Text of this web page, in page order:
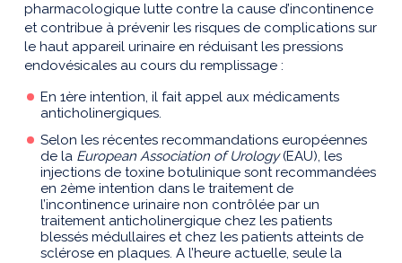
pharmacologique lutte contre la cause d’incontinence
et contribue à prévenir les risques de complications sur
le haut appareil urinaire en réduisant les pressions
endovésicales au cours du remplissage :
En 1ère intention, il fait appel aux médicaments
anticholinergiques.
Selon les récentes recommandations européennes
de la European Association of Urology(EAU), les
injections de toxine botulinique sont recommandées
en 2ème intention dans le traitement de
l’incontinence urinaire non contrôlée par un
traitement anticholinergique chez les patients
blessés médullaires et chez les patients atteints de
sclérose en plaques. A l’heure actuelle, seule la